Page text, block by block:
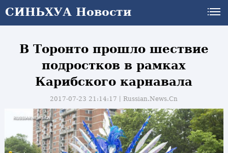
СИНЬХУА Новости
В Торонто прошло шествие
подростков в рамках
Карибского карнавала
2017-07-23 21:14:17丨Russian.News.Cn